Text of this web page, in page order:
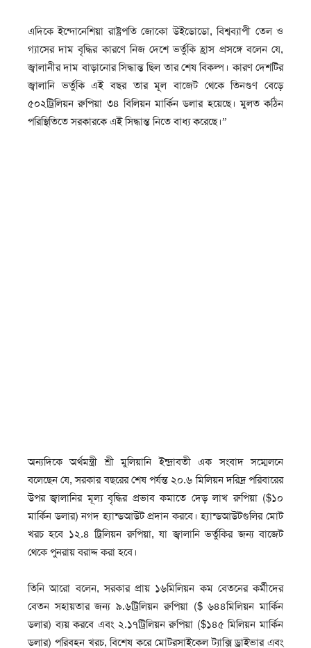
এদিকে ইন্দোনেশিয়া রাষ্ট্রপতি জোকো উইডোডো, বিশ্বব্যাপী তেল ও
গ্যাসের দাম বৃদ্ধির কারণে নিজ দেশে ভর্তুকি হ্রাস প্রসঙ্গে বলেন যে,
জ্বালানীর দাম বাড়ানোর সিদ্ধান্ত ছিল তার শেষ বিকল্প। কারণ দেশটির
জ্বালানি ভর্তুকি এই বছর তার মূল বাজেট থেকে তিনগুণ বেড়ে
৫০২ট্রিলিয়ন রুপিয়া ৩৪ বিলিয়ন মার্কিন ডলার হয়েছে। মুলত কঠিন
পরিস্থিতিতে সরকারকে এই সিদ্ধান্ত নিতে বাধ্য করেছে।”
অন্যদিকে অর্থমন্ত্রী শ্রী মুলিয়ানি ইন্দ্রাবতী এক সংবাদ সম্মেলনে
বলেছেন যে, সরকার বছরের শেষ পর্যন্ত ২০.৬ মিলিয়ন দরিদ্র পরিবারের
উপর জ্বালানির মূল্য বৃদ্ধির প্রভাব কমাতে দেড় লাখ রুপিয়া ($১০
মার্কিন ডলার) নগদ হ্যান্ডআউট প্রদান করবে। হ্যান্ডআউটগুলির মোট
খরচ হবে ১২.৪ ট্রিলিয়ন রুপিয়া, যা জ্বালানি ভর্তুকির জন্য বাজেট
থেকে পুনরায় বরাদ্দ করা হবে।
তিনি আরো বলেন, সরকার প্রায় ১৬মিলিয়ন কম বেতনের কর্মীদের
বেতন সহায়তার জন্য ৯.৬ট্রিলিয়ন রুপিয়া ($ ৬৪৪মিলিয়ন মার্কিন
ডলার) ব্যয় করবে এবং ২.১৭ট্রিলিয়ন রুপিয়া ($১৪৫ মিলিয়ন মার্কিন
ডলার) পরিবহন খরচ, বিশেষ করে মোটরসাইকেল ট্যাক্সি ড্রাইভার এবং